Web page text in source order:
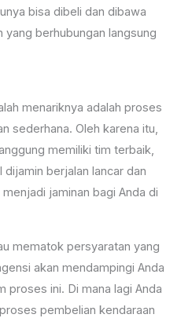
bisa dibeli dan dibawa
yang berhubungan langsung
menariknya adalah proses
sederhana. Oleh karena itu,
memiliki tim terbaik,
berjalan lancar dan
jaminan bagi Anda di
mematok persyaratan yang
akan mendampingi Anda
proses ini. Di mana lagi Anda
pembelian kendaraan